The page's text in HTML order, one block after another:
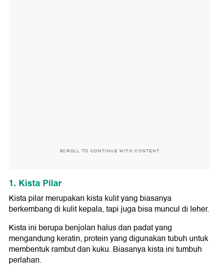
SCROLL TO CONTINUE WITH CONTENT
1. Kista Pilar
Kista pilar merupakan kista kulit yang biasanya
berkembang di kulit kepala, tapi juga bisa muncul di leher.
Kista ini berupa benjolan halus dan padat yang
mengandung keratin, protein yang digunakan tubuh untuk
membentuk rambut dan kuku. Biasanya kista ini tumbuh
perlahan.